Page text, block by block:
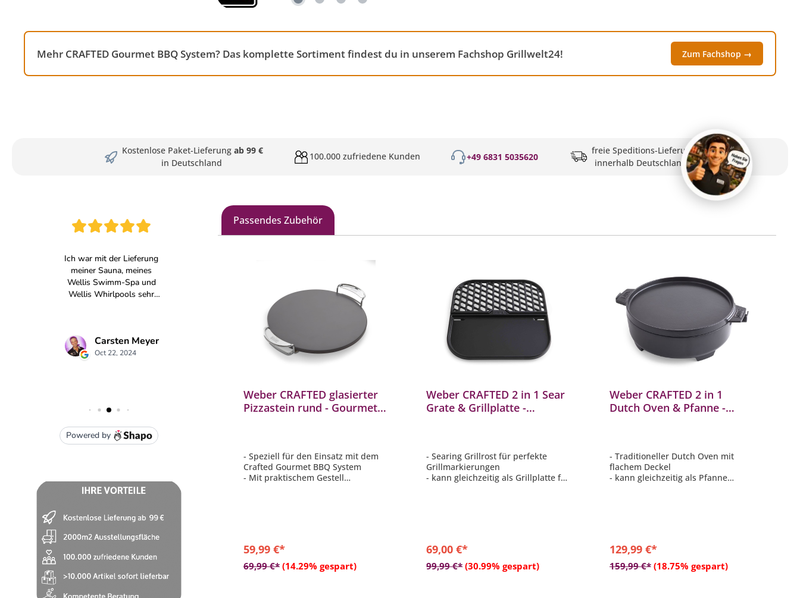
Mehr CRAFTED Gourmet BBQ System? Das komplette Sortiment findest du in unserem Fachshop Grillwelt24! Zum Fachshop →
Kostenlose Paket-Lieferung ab 99 €
in Deutschland
100.000 zufriedene Kunden +49 6831 5035620
freie Speditions-Lieferung
innerhalb Deutschlands
Passendes Zubehör
Grillrost aus Gusseisen für
des WEBER CRAFTED Grillzubehörs
- Hervorragende
Wärmespeicherung und -verteilung
- 2er-Set
Weber CRAFTED glasierter
Pizzastein rund - Gourmet
- Speziell für den Einsatz mit dem
Crafted Gourmet BBQ System
- Mit praktischem Gestell
59,99 €*
69,99 €* (14.29% gespart)
In den Warenkorb
Weber CRAFTED 2 in 1 Sear
Grate & Grillplatte -
- Searing Grillrost für perfekte
Grillmarkierungen
- kann gleichzeitig als Grillplatte für
des GBS-Rostes
69,00 €*
99,99 €* (30.99% gespart)
In den Warenkorb
Weber CRAFTED 2 in 1
Dutch Oven & Pfanne -
- Traditioneller Dutch Oven mit
flachem Deckel
- kann gleichzeitig als Pfanne
129,99 €*
159,99 €* (18.75% gespart)
In den Warenkorb